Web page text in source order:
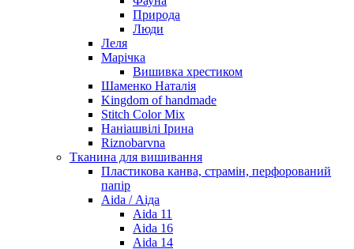
Природа
Люди
Леля
Марічка
Вишивка хрестиком
Шаменко Наталія
Kingdom of handmade
Stitch Color Mix
Наніашвілі Ірина
Riznobarvna
Тканина для вишивання
Пластикова канва, страмін, перфорований
папір
Aida / Аіда
Aida 11
Aida 16
Aida 14